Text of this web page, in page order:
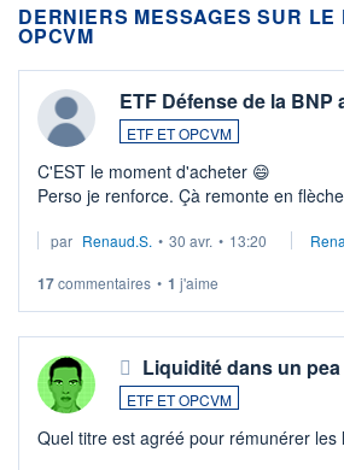
DERNIERS MESSAGES SUR LE
OPCVM
ETF Défense de la BNP
ETF ET OPCVM
C'EST le moment d'acheter 😄​
Perso je renforce. Çà remonte en
Investissement long terme tip top pour
par Renaud.S. • 30 avr. • 13:20
17commentaires • 1 j'aime
Liquidité dans un pea
ETF ET OPCVM
Quel titre est agréé pour rémunérer les